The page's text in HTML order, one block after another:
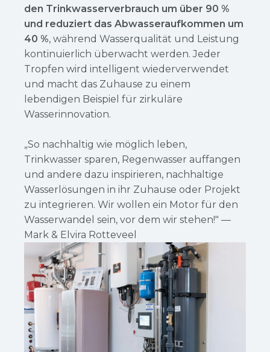
den Trinkwasserverbrauch um über 90 %
und reduziert das Abwasseraufkommen um
40 %, während Wasserqualität und Leistung
kontinuierlich überwacht werden. Jeder
Tropfen wird intelligent wiederverwendet
und macht das Zuhause zu einem
lebendigen Beispiel für zirkuläre
Wasserinnovation.
„So nachhaltig wie möglich leben,
Trinkwasser sparen, Regenwasser auffangen
und andere dazu inspirieren, nachhaltige
Wasserlösungen in ihr Zuhause oder Projekt
zu integrieren. Wir wollen ein Motor für den
Wasserwandel sein, vor dem wir stehen!" —
Mark & Elvira Rotteveel